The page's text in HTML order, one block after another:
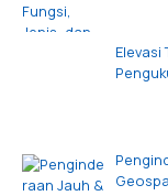
Elevasi